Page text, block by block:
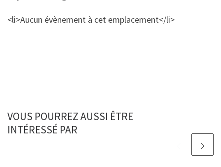
<li>Aucun évènement à cet emplacement</li>
VOUS POURREZ AUSSI ÊTRE
INTÉRESSÉ PAR